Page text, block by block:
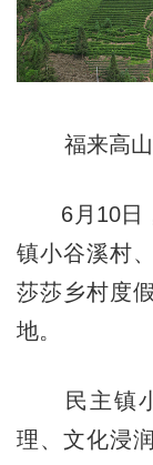
福来高
6月10日，
镇小谷溪村
莎莎乡村度
地。
民主镇小
理、文化浸